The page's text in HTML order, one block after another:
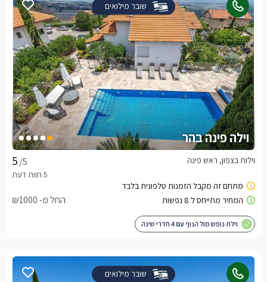
שובר מילואים
וילה פינה בהר
/5 וילות בצפון, ראש פינה
החל מ- ₪1000
וילת נופש מול הנוף עם 4 חדרי שינה
שובר מילואים